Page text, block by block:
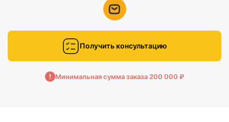
Получить консультацию
Минимальная сумма заказа 200 000 ₽